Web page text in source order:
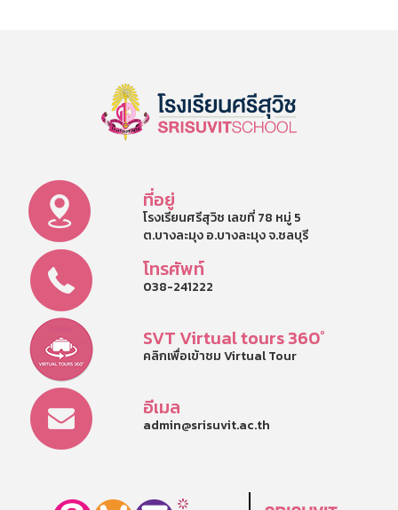
ที่อยู่
โรงเรียนศรีสุวิช เลขที่ 78 หมู่ 5
ต.บางละมุง อ.บางละมุง จ.ชลบุรี
โทรศัพท์
038-241222
SVT Virtual tours 360°
คลิกเพื่อเข้าชม Virtual Tour
อีเมล
admin@srisuvit.ac.th